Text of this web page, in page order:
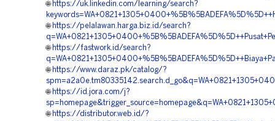
🌐 https://uk.linkedin.com/learning/search?
🌐 https://pelalawan.harga.biz.id/search?
🌐 https://fastwork.id/search?
🌐 https://www.daraz.pk/catalog/?
🌐 https://id.jora.com/j?
🌐 https://distributor.web.id/?